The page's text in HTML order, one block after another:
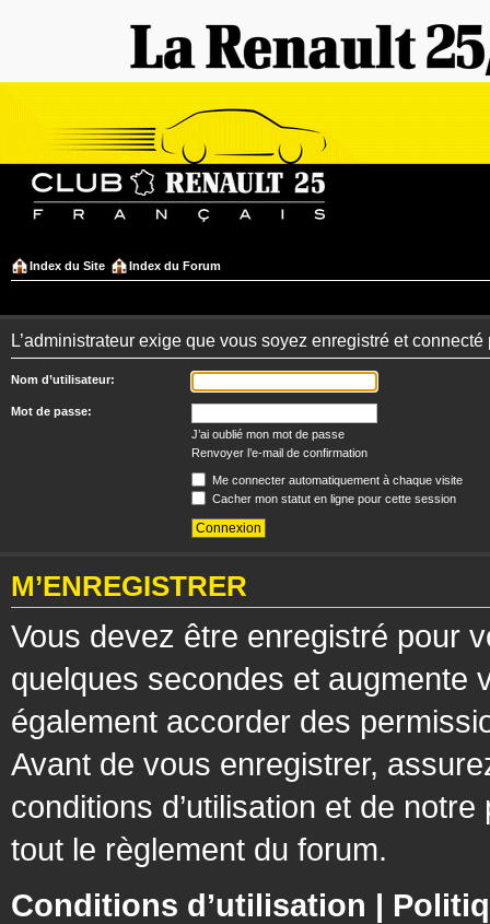
Index du Site Index du Forum
L’administrateur exige que vous soyez enregistré et
Nom d’utilisateur:
Mot de passe:
J’ai oublié mon mot de passe
Renvoyer l’e-mail de confirmation
Me connecter automatiquement à chaque visite
Cacher mon statut en ligne pour cette session
M’ENREGISTRER
Vous devez être enregistré pour
quelques secondes et augmente
également accorder des
Avant de vous enregistrer,
conditions d’utilisation et de
tout le règlement du forum.
Conditions d’utilisation |